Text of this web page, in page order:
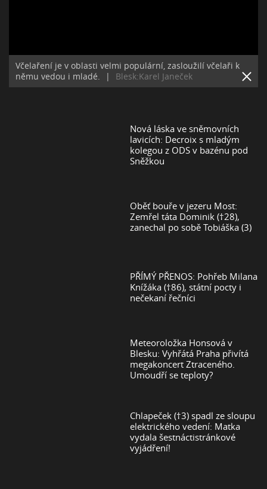
Včelaření je v oblasti velmi populární, zasloužilí včelaři k
němu vedou i mladé.
| Blesk:Karel Janeček
Nová láska ve sněmovních
lavicích: Decroix s mladým
kolegou z ODS v bazénu pod
Sněžkou
Oběť bouře v jezeru Most:
Zemřel táta Dominik (†28),
zanechal po sobě Tobiáška (3)
PŘÍMÝ PŘENOS: Pohřeb Milana
Knížáka (†86), státní pocty i
nečekaní řečníci
Meteoroložka Honsová v
Blesku: Vyhřátá Praha přivítá
megakoncert Ztraceného.
Umoudří se teploty?
Chlapeček (†3) spadl ze sloupu
elektrického vedení: Matka
vydala šestnáctistránkové
vyjádření!